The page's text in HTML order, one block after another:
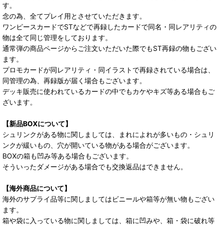
す。
念の為、全てプレイ用とさせていただきます。
ワンピースカードでSTなどで再録したカードで同名・同レアリティの
物は全て同じ管理をしております。
通常弾の商品ページからご注文いただいた際でもST再録の物もござい
ます。
プロモカードが同レアリティ・同イラストで再録されている場合は、
同管理の為、再録版が届く場合もございます。
デッキ販売に使われているカードの中でもカケやキズ等ある場合もご
ざいます。
【新品BOXについて】
シュリンクがある物に関しましては、まれによれが多いもの・シュリ
ンクが緩いもの、穴が開いている物がある場合がございます。
BOXの箱も凹み等ある場合もございます。
そういったダメージがある場合でも交換返品はできません。
【海外商品について】
海外のサプライ品等に関しましてはビニールや箱等が無い物もござい
ます。
箱や袋に入っている物に関しましては、箱に凹みや、箱・袋に破れ等